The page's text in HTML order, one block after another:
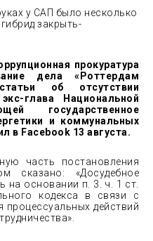
у САП было несколько
закрыть-
прокуратура
дела «Роттердам
об отсутствии
глава Национальной
государственное
и коммунальных
в Facebook 13 августа.
часть постановления
сказано: «Досудебное
на основании п. 3. ч. 1 ст.
кодекса в связи с
действий